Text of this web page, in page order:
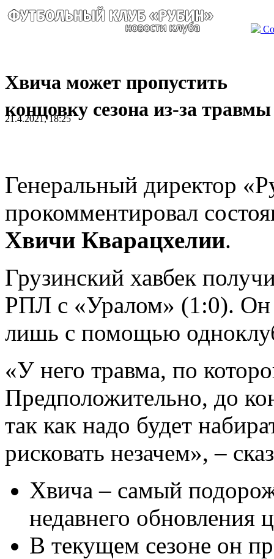
Хвича может пропустить
концовку сезона из-за травмы
21.4.2021, 18:25
Генеральный директор
прокомментировал
Хвичи Кварацхелии.
Грузинский хавбек
РПЛ с «Уралом» (1:0). Он
лишь с помощью
«У него травма, по
Предположительно, до
так как надо будет
рисковать незачем», –
Хвича – самый
недавнего обновления
В текущем сезоне он